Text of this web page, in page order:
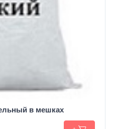
в мешках